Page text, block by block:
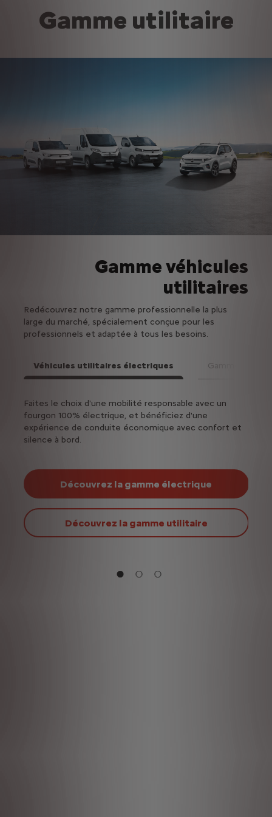
Gamme utilitaire
Gamme véhicules
utilitaires
Redécouvrez notre gamme professionnelle la plus
large du marché, spécialement conçue pour les
professionnels et adaptée à tous les besoins.
Faites le choix d'une mobilité responsable avec un
fourgon 100% électrique, et bénéficiez d'une
expérience de conduite économique avec confort et
silence à bord.
Découvrez la gamme électrique
Découvrez la gamme utilitaire
Véhicules utilitaires électriques Gamme